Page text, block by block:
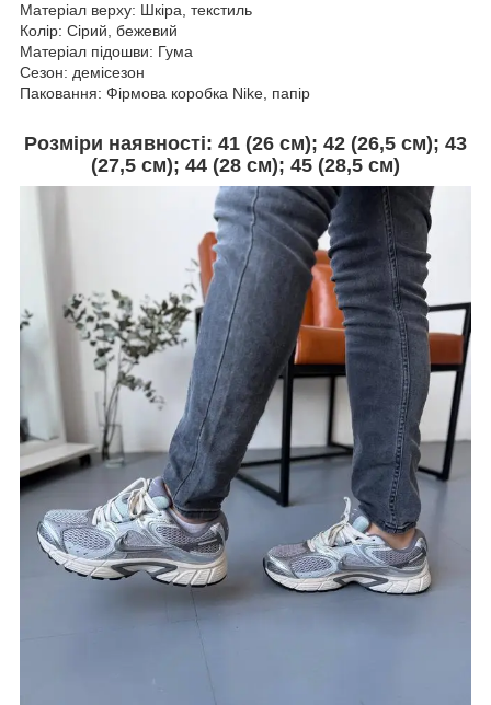
Матеріал верху: Шкіра, текстиль
Колір: Сірий, бежевий
Матеріал підошви: Гума
Сезон: демісезон
Паковання: Фірмова коробка Nike, папір
Розміри наявності: 41 (26 см); 42 (26,5 см); 43
(27,5 см); 44 (28 см); 45 (28,5 см)